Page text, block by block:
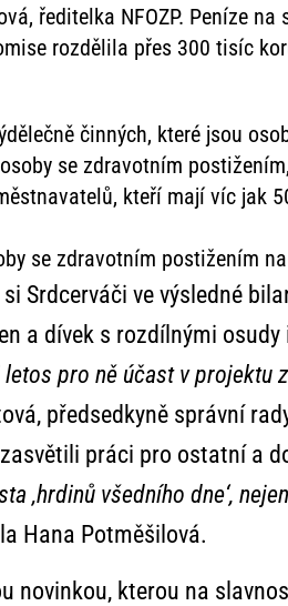
ředitelka NFOZP. Peníze
rozdělila přes 300 tisíc
činných, které jsou
se zdravotním
kteří mají víc jak
se zdravotním postižením
Srdcerváči ve výsledné
a dívek s rozdílnými
letos pro ně účast v
předsedkyně správní
práci pro ostatní a
‚hrdinů všedního dne‘,
Hana Potměšilová.
novinkou, kterou na